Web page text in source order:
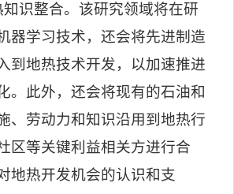
识整合。 该研究领域将在研
器学习技术，还会将先进制造
到地热技术开发，以加速推进
。此外，还会将现有的石油和
、劳动力和知识沿用到地热行
区等关键利益相关方进行合
地热开发机会的认识和支